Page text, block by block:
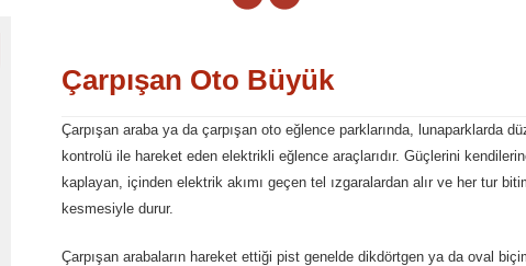
Çarpışan Oto Büyük
Çarpışan araba ya da çarpışan oto eğlence parklarında, lunaparklarda
kontrolü ile hareket eden elektrikli eğlence araçlarıdır. Güçlerini
kaplayan, içinden elektrik akımı geçen tel ızgaralardan alır ve her tur
kesmesiyle durur.
Çarpışan arabaların hareket ettiği pist genelde dikdörtgen ya da oval